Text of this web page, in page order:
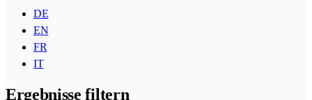
DE
EN
FR
IT
Ergebnisse filtern